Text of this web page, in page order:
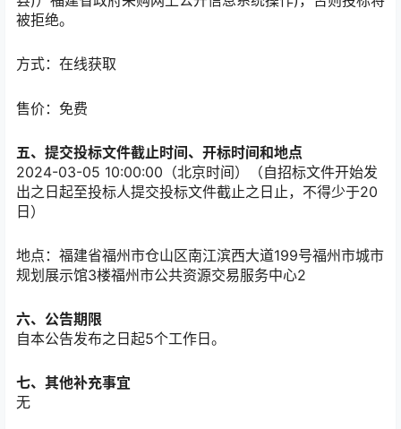
被拒绝。
方式： 在线获取
售价：免费
五、提交投标文件截止时间、开标时间和地点
2024-03-05 10:00:00（北京时间）（自招标文件开始发
出之日起至投标人提交投标文件截止之日止，不得少于20
日）
地点： 福建省福州市仓山区南江滨西大道199号福州市城市
规划展示馆3楼福州市公共资源交易服务中心2
六、公告期限
自本公告发布之日起5个工作日。
七、其他补充事宜
无